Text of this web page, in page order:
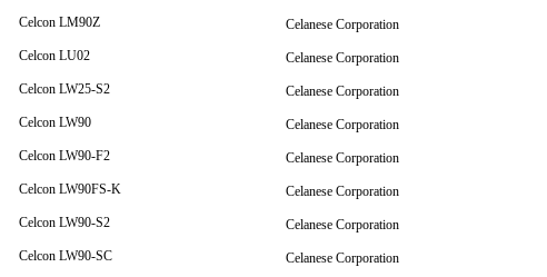
Celcon LM90Z
Celanese Corporation
Celcon LU02
Celanese Corporation
Celcon LW25-S2
Celanese Corporation
Celcon LW90
Celanese Corporation
Celcon LW90-F2
Celanese Corporation
Celcon LW90FS-K
Celanese Corporation
Celcon LW90-S2
Celanese Corporation
Celcon LW90-SC
Celanese Corporation